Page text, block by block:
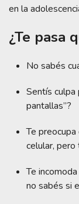
en la
¿Te pasa
No sabés
Sentís culpa
pantallas”?
Te
celular,
Te
no sabés si